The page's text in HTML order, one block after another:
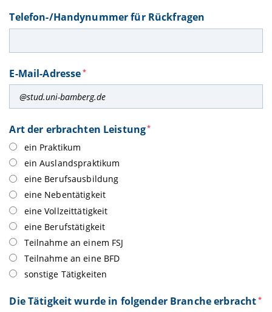
Telefon-/Handynummer für Rückfragen
E-Mail-Adresse *
Art der erbrachten Leistung*
ein Praktikum
ein Auslandspraktikum
eine Berufsausbildung
eine Nebentätigkeit
eine Vollzeittätigkeit
eine Berufstätigkeit
Teilnahme an einem FSJ
Teilnahme an eine BFD
sonstige Tätigkeiten
Die Tätigkeit wurde in folgender Branche erbracht *